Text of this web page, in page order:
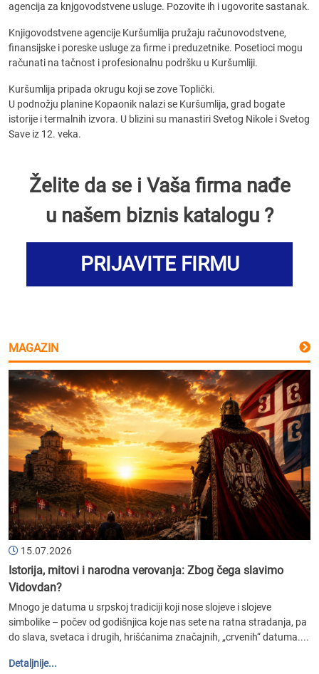
agencija za knjgovodstvene usluge. Pozovite ih i ugovorite sastanak.
Knjigovodstvene agencije Kuršumlija pružaju računovodstvene,
finansijske i poreske usluge za firme i preduzetnike. Posetioci mogu
računati na tačnost i profesionalnu podršku u Kuršumliji.
Kuršumlija pripada okrugu koji se zove Toplički.
U podnožju planine Kopaonik nalazi se Kuršumlija, grad bogate
istorije i termalnih izvora. U blizini su manastiri Svetog Nikole i Svetog
Save iz 12. veka.
Želite da se i Vaša firma nađe
u našem biznis katalogu ?
PRIJAVITE FIRMU
MAGAZIN
15.07.2026
Istorija, mitovi i narodna verovanja: Zbog čega slavimo
Vidovdan?
Mnogo je datuma u srpskoj tradiciji koji nose slojeve i slojeve
simbolike – počev od godišnjica koje nas sete na ratna stradanja, pa
do slava, svetaca i drugih, hrišćanima značajnih, „crvenih“ datuma....
Detaljnije...